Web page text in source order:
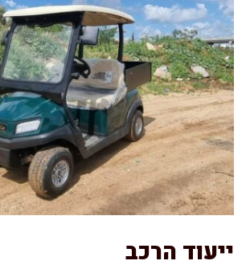
ייעוד הרכב